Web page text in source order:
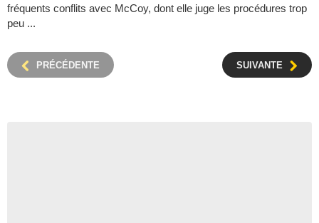
fréquents conflits avec McCoy, dont elle juge les procédures trop
peu ...
PRÉCÉDENTE SUIVANTE